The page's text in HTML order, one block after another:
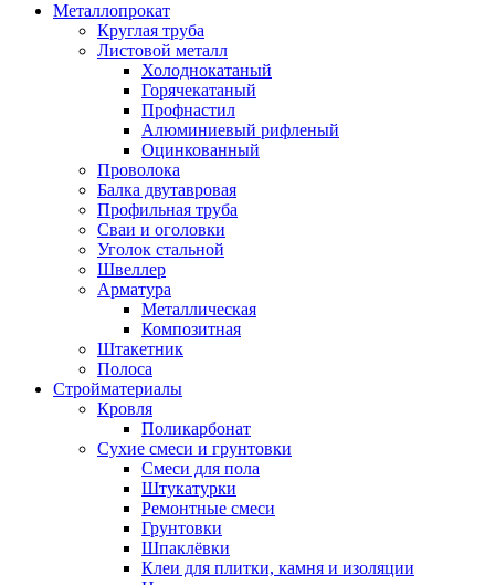
Металлопрокат
Круглая труба
Листовой металл
Холоднокатаный
Горячекатаный
Профнастил
Алюминиевый рифленый
Оцинкованный
Проволока
Балка двутавровая
Профильная труба
Сваи и оголовки
Уголок стальной
Швеллер
Арматура
Металлическая
Композитная
Штакетник
Полоса
Стройматериалы
Кровля
Поликарбонат
Сухие смеси и грунтовки
Смеси для пола
Штукатурки
Ремонтные смеси
Грунтовки
Шпаклёвки
Клеи для плитки, камня и изоляции